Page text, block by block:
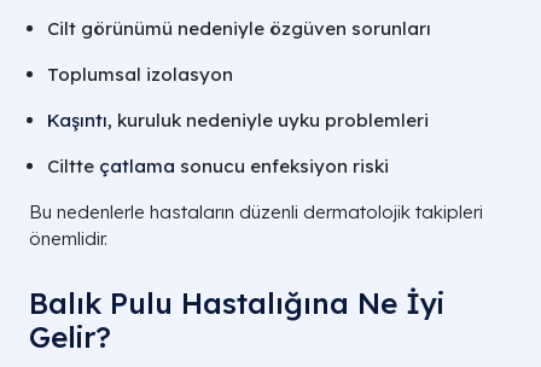
Cilt görünümü nedeniyle özgüven sorunları
Toplumsal izolasyon
Kaşıntı, kuruluk nedeniyle uyku problemleri
Ciltte çatlama sonucu enfeksiyon riski
Bu nedenlerle hastaların düzenli dermatolojik takipleri
önemlidir.
Balık Pulu Hastalığına Ne İyi
Gelir?